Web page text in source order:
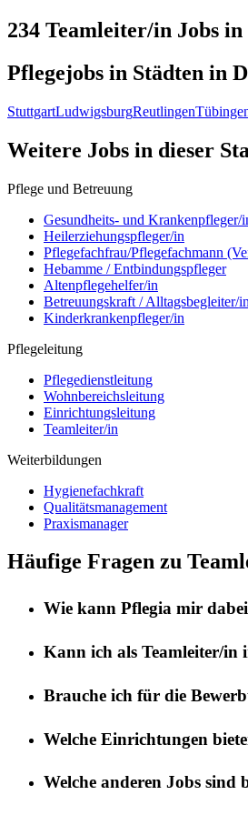
234 Teamleiter/in Jobs in
Pflegejobs in Städten in
StuttgartLudwigsburgReutlingen
Weitere Jobs in dieser
Pflege und Betreuung
Gesundheits- und Krankenpfleger/
Heilerziehungspfleger/in
Pflegefachfrau/Pflegefachmann
Hebamme / Entbindungspfleger
Altenpflegehelfer/in
Betreuungskraft / Alltagsbegleiter/in
Kinderkrankenpfleger/in
Pflegeleitung
Pflegedienstleitung
Wohnbereichsleitung
Einrichtungsleitung
Teamleiter/in
Weiterbildungen
Hygienefachkraft
Qualitätsmanagement
Praxismanager
Häufige Fragen zu
Wie kann Pflegia mir
Kann ich als Teamleiter/in
Brauche ich für die
Welche Einrichtungen
Welche anderen Jobs sind